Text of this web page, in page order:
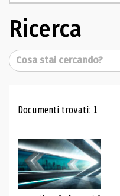
Ricerca
Cerca
Risultati di
Documenti trovati: 1